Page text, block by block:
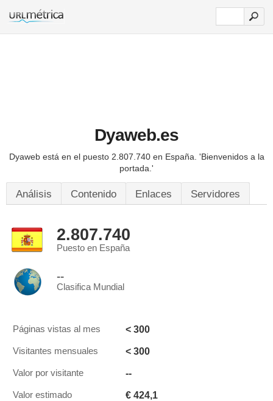
Dyaweb.es
Dyaweb está en el puesto 2.807.740 en España. 'Bienvenidos a la
portada.'
Análisis Contenido Enlaces Servidores
2.807.740
Puesto en España
--
Clasifica Mundial
Páginas vistas al mes < 300
Visitantes mensuales < 300
Valor por visitante --
Valor estimado € 424,1